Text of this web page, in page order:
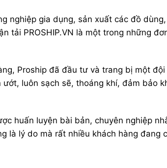
nghiệp gia dụng, sản xuất các đồ
tải PROSHIP.VN là một trong những
Proship đã đầu tư và trang bị một đội
luôn sạch sẽ, thoáng khí, đảm bảo
huấn luyện bài bản, chuyên nghiệp
là lý do mà rất nhiều khách hàng đang